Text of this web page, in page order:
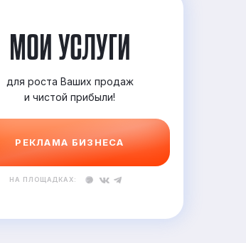
МОИ УСЛУГИ
для роста Ваших продаж
и чистой прибыли!
РЕКЛАМА БИЗНЕСА
НА ПЛОЩАДКАХ: